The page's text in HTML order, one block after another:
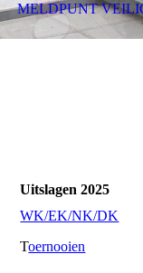
Uitslagen 2025
WK/EK/NK/DK
Toernooien
MELDPUNT